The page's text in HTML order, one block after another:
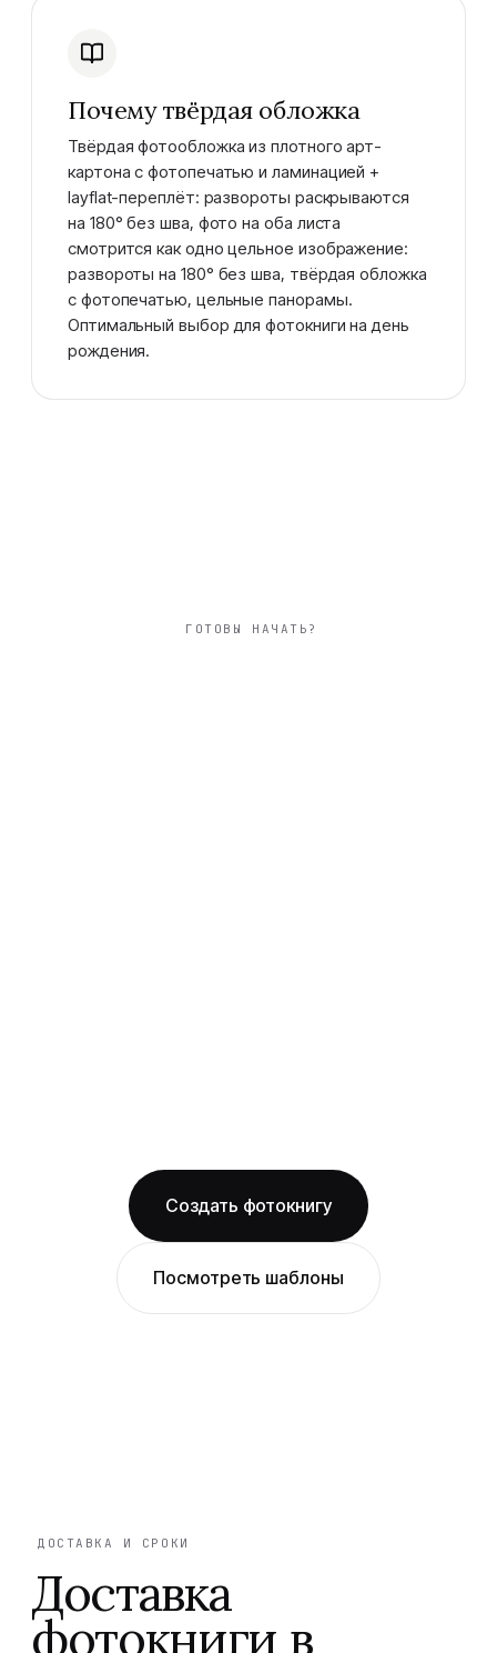
Почему твёрдая обложка
Твёрдая фотообложка из плотного арт-
картона с фотопечатью и ламинацией +
layflat-переплёт: развороты раскрываются
на 180° без шва, фото на оба листа
смотрится как одно цельное изображение:
развороты на 180° без шва, твёрдая обложка
с фотопечатью, цельные панорамы.
Оптимальный выбор для фотокниги на день
рождения.
ГОТОВЫ НАЧАТЬ?
Создать фотокнигу
Посмотреть шаблоны
ДОСТАВКА И СРОКИ
Доставка
фотокниги в